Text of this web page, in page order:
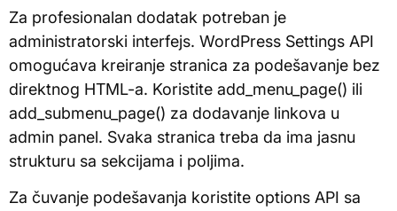
Za profesionalan dodatak potreban je
administratorski interfejs. WordPress Settings API
omogućava kreiranje stranica za podešavanje bez
direktnog HTML-a. Koristite add_menu_page() ili
add_submenu_page() za dodavanje linkova u
admin panel. Svaka stranica treba da ima jasnu
strukturu sa sekcijama i poljima.
Za čuvanje podešavanja koristite options API sa